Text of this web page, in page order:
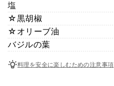
塩
☆黒胡椒
☆オリーブ油
バジルの葉
料理を安全に楽しむための注意事項